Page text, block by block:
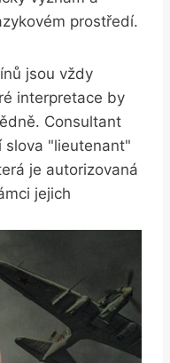
prostředí.
jsou vždy
interpretace by
Consultant
slova "lieutenant"
je autorizovaná
jejich